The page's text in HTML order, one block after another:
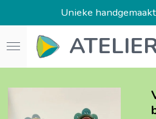
direct
naar
Unieke